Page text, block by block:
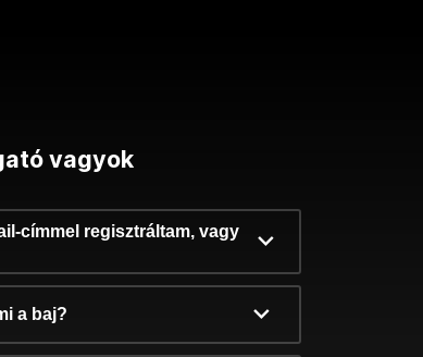
vagyok
címmel regisztráltam, vagy
a baj?